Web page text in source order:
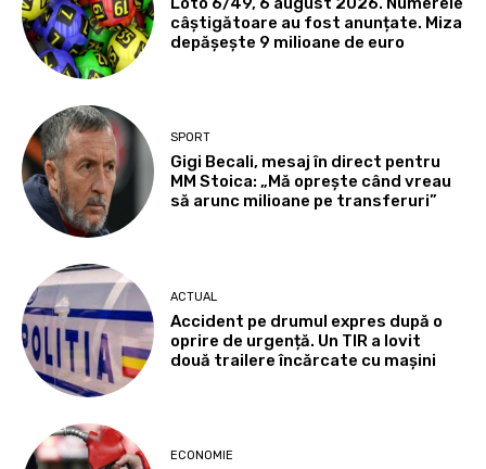
câștigătoare au fost anunțate. Miza
depășește 9 milioane de euro
SPORT
Gigi Becali, mesaj în direct pentru
MM Stoica: „Mă oprește când vreau
să arunc milioane pe transferuri”
ACTUAL
Accident pe drumul expres după o
oprire de urgență. Un TIR a lovit
două trailere încărcate cu mașini
ECONOMIE